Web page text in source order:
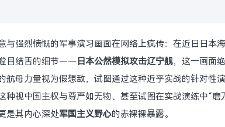
与强烈愤慨的军事演习画面在网络上疯传：在近日日本
目结舌的细节—— 日本公然模拟攻击辽宁舰，这一画面
航母力量视为假想敌，试图通过这种近乎实战的针对性
种视中国主权与尊严如无物、甚至试图在实战演练中“磨
是其内心深处军国主义野心的赤裸裸暴露。